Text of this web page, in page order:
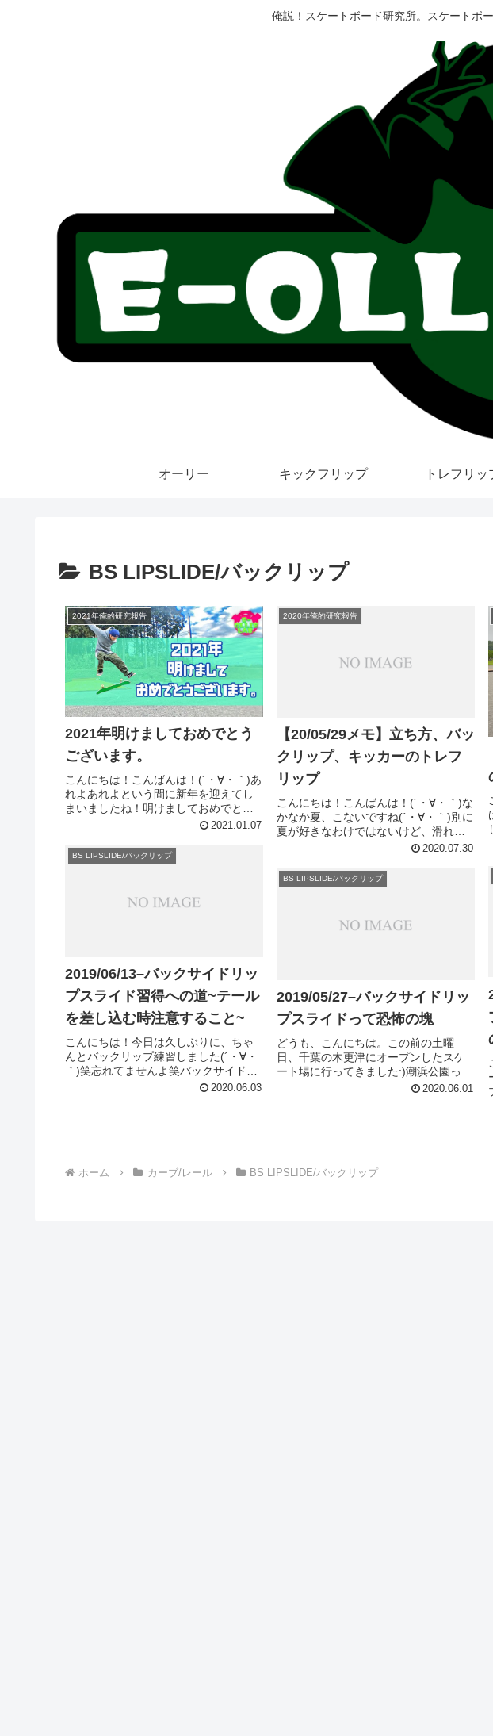
俺説！スケートボード研究所。スケートボ
オーリー キックフリップ トレフリッ
BS LIPSLIDE/バックリップ
2021年俺的研究報告
2021年明けましておめでとう
ございます。
こんにちは！こんばんは！(´・∀・｀)あ
れよあれよという間に新年を迎えてし
まいましたね！明けましておめでとう
ございます。今年もたくさん成長でき
見てくれているみなさん！今年もどう
ぞ宜しくお願いします！！年末年...
2021.01.07
2020年俺的研究報告
【20/05/29メモ】立ち方、バッ
クリップ、キッカーのトレフ
リップ
こんにちは！こんばんは！(´・∀・｀)な
かなか夏、こないですね(´・∀・｀)別に
夏が好きなわけではないけど、滑れる
日に限って雨ばっかりでもどかしいば
な今日のメモは雑記的な感じですが、
載せておきます。(...
2020.07.30
BS LIPSLIDE/バックリップ
2019/06/13–バックサイドリッ
プスライド習得への道~テール
を差し込む時注意すること~
こんにちは！今日は久しぶりに、ちゃ
んとバックリップ練習しました(´・∀・
｀)笑忘れてませんよ笑バックサイドリ
ップを習得するんだ！って宣言した割
2020.06.03
BS LIPSLIDE/バックリップ
2019/05/27–バックサイドリッ
プスライドって恐怖の塊
どうも、こんにちは。この前の土曜
日、千葉の木更津にオープンしたスケ
ート場に行ってきました:)潮浜公園って
いう市の施設の一部をスケート用に開
2020.06.01
ホーム カーブ/レール BS LIPSLIDE/バックリップ